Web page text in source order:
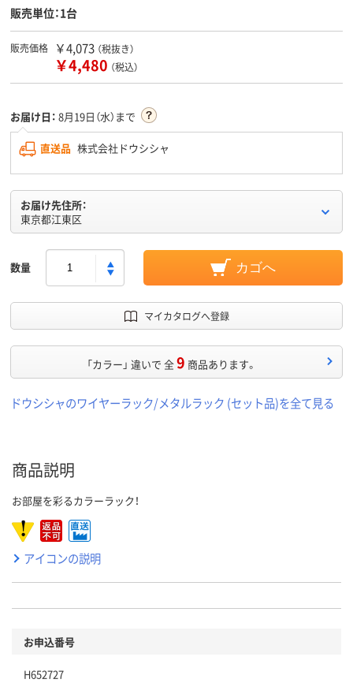
販売単位：1台
販売価格 ￥4,073 （税抜き）
￥4,480 （税込）
お届け日： 8月19日（水）まで
直送品 株式会社ドウシシャ
お届け先住所：
東京都江東区
数量 カゴへ
マイカタログへ登録
「カラー」 違いで 全9 商品あります。
ドウシシャのワイヤーラック/メタルラック (セット品)を全て見る
商品説明
お部屋を彩るカラーラック！
アイコンの説明
お申込番号
H652727